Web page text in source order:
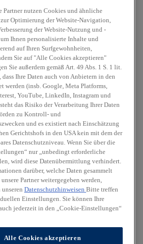
Partner nutzen Cookies und ähnliche
Optimierung der Website-Navigation,
der Website-Nutzung und -
Ihnen personalisierte Inhalte und
auf Ihren Surfgewohnheiten,
Sie auf "Alle Cookies akzeptieren"
Sie außerdem gemäß Art. 49 Abs. 1 S. 1 lit.
dass Ihre Daten auch von Anbietern in den
werden (insb. Google, Meta Platforms,
YouTube, LinkedIn, Instagram und
das Risiko der Verarbeitung Ihrer Daten
zu Kontroll- und
und es existiert nach Einschätzung
Gerichtshofs in den USA kein mit dem der
Datenschutzniveau. Wenn Sie über die
nur „unbedingt erforderliche
wird diese Datenübermittlung verhindert.
darüber, welche Daten gesammelt
Partner weitergegeben werden,
Datenschutzhinweisen Bitte treffen
Einstellungen. Sie können Ihre
jederzeit in den „Cookie-Einstellungen“
Alle Cookies akzeptieren